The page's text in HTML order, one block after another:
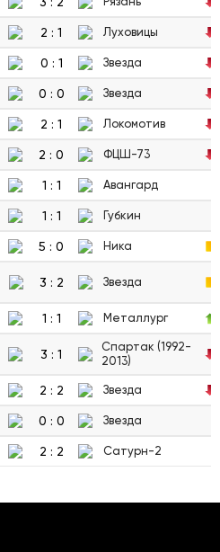
2 : 1 Луховицы
0 : 1 Звезда
0 : 0 Звезда
2 : 1 Локомотив
2 : 0 ФЦШ-73
1 : 1 Авангард
1 : 1 Губкин
5 : 0 Ника
3 : 2 Звезда
1 : 1 Металлург
3 : 1
Спартак (1992-
2013)
2 : 2 Звезда
0 : 0 Звезда
2 : 2 Сатурн-2